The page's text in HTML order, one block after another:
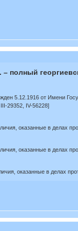
полный
5.12.1916 от Имени
29352, IV-56228]
оказанные в делах
оказанные в делах
оказанные в делах